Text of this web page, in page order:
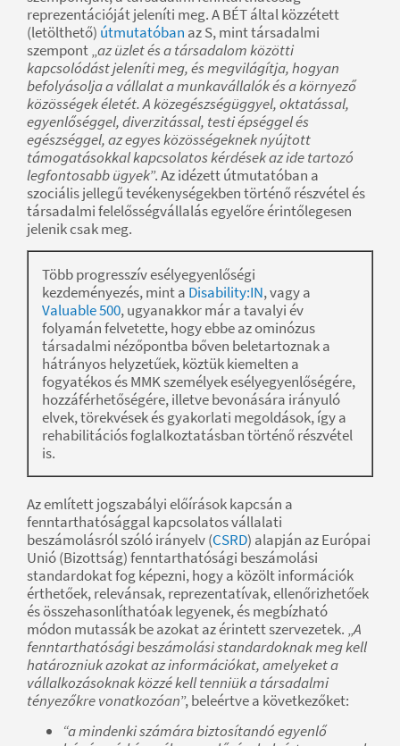
reprezentációját jeleníti meg. A BÉT által közzétett
(letölthető) útmutatóban az S, mint társadalmi
szempont „az üzlet és a társadalom közötti
kapcsolódást jeleníti meg, és megvilágítja, hogyan
befolyásolja a vállalat a munkavállalók és a környező
közösségek életét. A közegészségüggyel, oktatással,
egyenlőséggel, diverzitással, testi épséggel és
egészséggel, az egyes közösségeknek nyújtott
támogatásokkal kapcsolatos kérdések az ide tartozó
legfontosabb ügyek”. Az idézett útmutatóban a
szociális jellegű tevékenységekben történő részvétel és
társadalmi felelősségvállalás egyelőre érintőlegesen
jelenik csak meg.
Több progresszív esélyegyenlőségi
kezdeményezés, mint a Disability:IN, vagy a
Valuable 500, ugyanakkor már a tavalyi év
folyamán felvetette, hogy ebbe az ominózus
társadalmi nézőpontba bőven beletartoznak a
hátrányos helyzetűek, köztük kiemelten a
fogyatékos és MMK személyek esélyegyenlőségére,
hozzáférhetőségére, illetve bevonására irányuló
elvek, törekvések és gyakorlati megoldások, így a
rehabilitációs foglalkoztatásban történő részvétel
is.
Az említett jogszabályi előírások kapcsán a
fenntarthatósággal kapcsolatos vállalati
beszámolásról szóló irányelv (CSRD) alapján az Európai
Unió (Bizottság) fenntarthatósági beszámolási
standardokat fog képezni, hogy a közölt információk
érthetőek, relevánsak, reprezentatívak, ellenőrizhetőek
és összehasonlíthatóak legyenek, és megbízható
módon mutassák be azokat az érintett szervezetek. „A
fenntarthatósági beszámolási standardoknak meg kell
határozniuk azokat az információkat, amelyeket a
vállalkozásoknak közzé kell tenniük a társadalmi
tényezőkre vonatkozóan”, beleértve a következőket:
“a mindenki számára biztosítandó egyenlő